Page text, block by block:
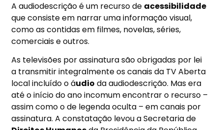
A audiodescrição é um recurso de acessibilidade
que consiste em narrar uma informação visual,
como as contidas em filmes, novelas, séries,
comerciais e outros.
As televisões por assinatura são obrigadas por lei
a transmitir integralmente os canais da TV Aberta
local incluído o áudio da audiodescrição. Mas era
até o início do ano incomum encontrar o recurso –
assim como o de legenda oculta – em canais por
assinatura. A constatação levou a Secretaria de